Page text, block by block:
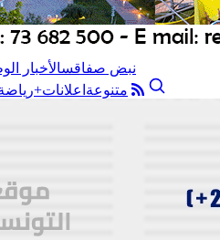
نبض صفاقسالأخبار
متنوعة اعلانات+